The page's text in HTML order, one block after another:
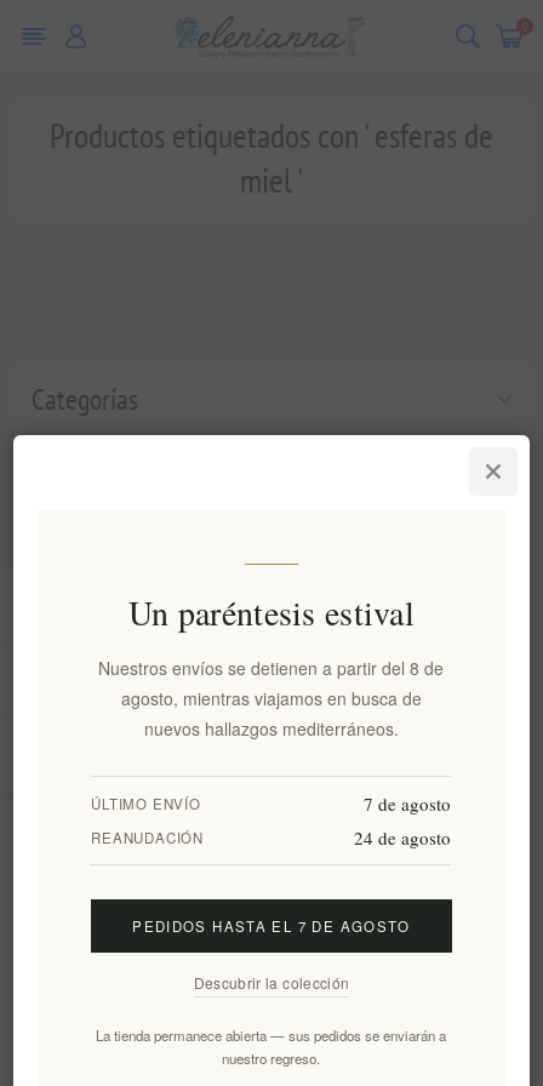
0
Categorías
Productos etiquetados con ' esferas de
miel '
Información
Mi cuenta
Suscribirse Desuscribirse
Un paréntesis estival
Nuestros envíos se detienen a partir del 8 de
agosto, mientras viajamos en busca de
nuevos hallazgos mediterráneos.
ÚLTIMO ENVÍO 7 de agosto
REANUDACIÓN 24 de agosto
PEDIDOS HASTA EL 7 DE AGOSTO
Descubrir la colección
La tienda permanece abierta — sus pedidos se enviarán a
nuestro regreso.